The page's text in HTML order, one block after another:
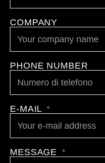
COMPANY
PHONE NUMBER
E-MAIL
MESSAGE